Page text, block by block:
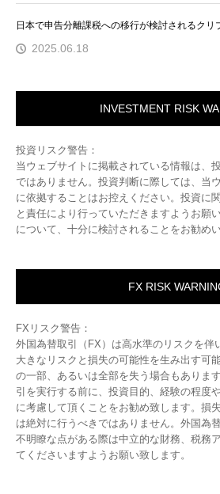
日本で申告分離課税への移行が検討されるクリ
2025.06.18
INVESTMENT RISK
投資リスク警告：
当ウェブサイトに掲載されている情報は、
ではありません。投資判断に際しては、当
に依拠することはお控えください。投資に
と責任により行っていただきますようお願
について、十分に検討されることをお勧めい
FX RISK
FXリスク警告：
外国為替取引（FX）は高水準のリスクを伴
大きなリスクと損失の可能性を生み出す可
の一部、あるいは全部を失う場合もありま
引を実行する前に、投資目的、経験の程度
に考慮して頂くことをお勧め致します。損
は絶対に行うべきではありません。外国為
不明瞭な点がある際は中立的な財務、税務
てくださいますようお願い致します。